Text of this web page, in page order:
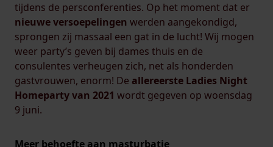
tijdens de persconferenties. Op het moment dat er
nieuwe versoepelingen werden aangekondigd,
sprongen zij massaal een gat in de lucht! Wij mogen
weer party’s geven bij dames thuis en de
consulentes verheugen zich, net als honderden
gastvrouwen, enorm! De allereerste Ladies Night
Homeparty van 2021 wordt gegeven op woensdag
9 juni.
Meer behoefte aan masturbatie